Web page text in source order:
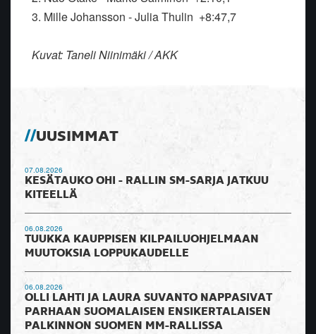
3. Mille Johansson - Julia Thulin +8:47,7
Kuvat: Taneli Niinimäki / AKK
UUSIMMAT
07.08.2026
KESÄTAUKO OHI - RALLIN SM-SARJA JATKUU
KITEELLÄ
06.08.2026
TUUKKA KAUPPISEN KILPAILUOHJELMAAN
MUUTOKSIA LOPPUKAUDELLE
06.08.2026
OLLI LAHTI JA LAURA SUVANTO NAPPASIVAT
PARHAAN SUOMALAISEN ENSIKERTALAISEN
PALKINNON SUOMEN MM-RALLISSA